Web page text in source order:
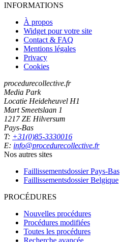
INFORMATIONS
À propos
Widget pour votre site
Contact & FAQ
Mentions légales
Privacy
Cookies
procedurecollective.fr
Media Park
Locatie Heideheuvel H1
Mart Smeetslaan 1
1217 ZE Hilversum
Pays-Bas
T: +31(0)85-3330016
E: info@procedurecollective.fr
Nos autres sites
Faillissementsdossier Pays-Bas
Faillissementsdossier Belgique
PROCÉDURES
Nouvelles procédures
Procédures modifiées
Toutes les procédures
Recherche avancée